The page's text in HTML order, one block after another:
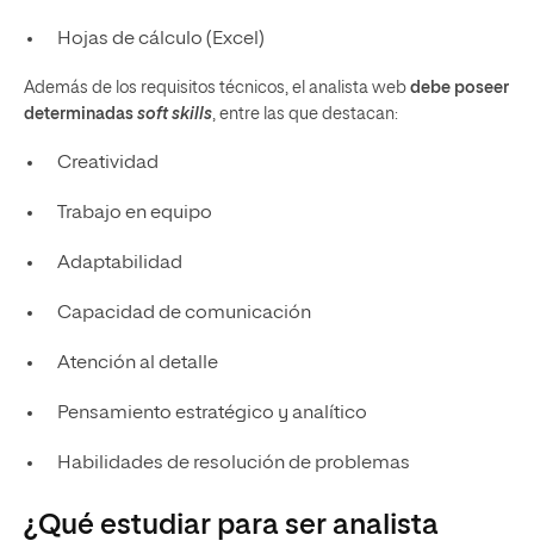
Hojas de cálculo (Excel)
Además de los requisitos técnicos, el analista web debe poseer
determinadas soft skills, entre las que destacan:
Creatividad
Trabajo en equipo
Adaptabilidad
Capacidad de comunicación
Atención al detalle
Pensamiento estratégico y analítico
Habilidades de resolución de problemas
¿Qué estudiar para ser analista